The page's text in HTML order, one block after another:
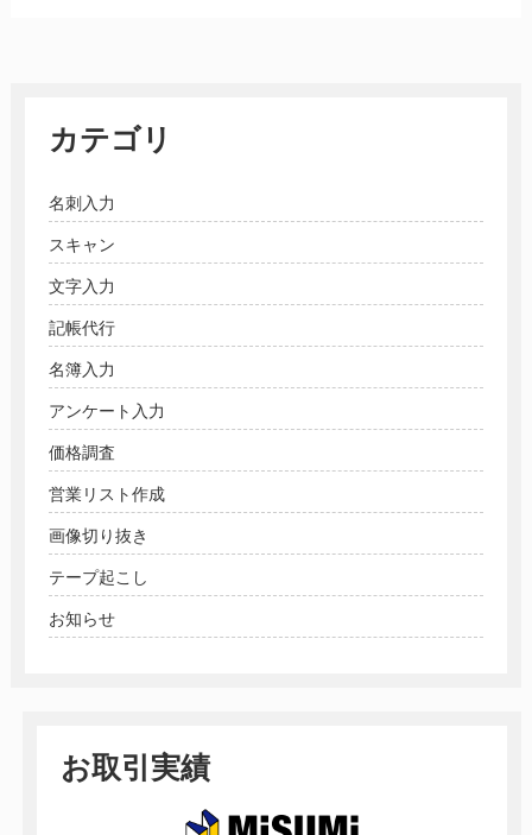
カテゴリ
名刺入力
スキャン
文字入力
記帳代行
名簿入力
アンケート入力
価格調査
営業リスト作成
画像切り抜き
テープ起こし
お知らせ
お取引実績